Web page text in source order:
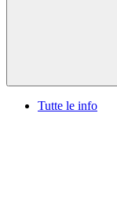
Tutte le info